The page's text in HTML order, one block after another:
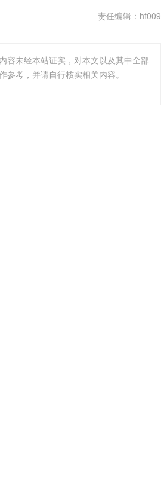
责任编辑：hf009
容未经本站证实，对本文以及其中全部
考，并请自行核实相关内容。